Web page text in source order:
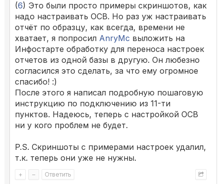
(6) Это были просто примеры скриншотов, как
надо настраивать ОСВ. Но раз уж настраивать
отчёт по образцу, как всегда, времени не
хватает, я попросил AnryMc выложить на
Инфостарте обработку для переноса настроек
отчетов из одной базы в другую. Он любезно
согласился это сделать, за что ему огромное
спасибо! :)
После этого я написал подробную пошаговую
инструкцию по подключению из 11-ти
пунктов. Надеюсь, теперь с настройкой ОСВ
ни у кого проблем не будет.
P.S. Скриншоты с примерами настроек удалил,
т.к. теперь они уже не нужны.
+ – Ответить